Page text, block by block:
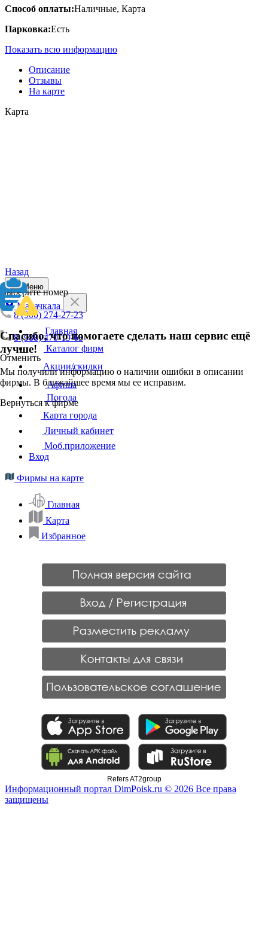
Способ оплаты:Наличные, Карта
Парковка:Есть
Показать всю информацию
Описание
Отзывы
На карте
Карта
Назад
Выберите номер
8 (900) 274-27-23
8 (988) 470-19-63
Отменить
Спасибо, что помогаете сделать наш сервис ещё
лучше!
Мы получили информацию о наличии ошибки в описании
фирмы. В ближайшее время мы ее исправим.
Вернуться к фирме
Меню
Махачкала
Главная
Каталог фирм
Акции/скидки
Афиша
Погода
Карта города
Личный кабинет
Моб.приложение
Вход
Фирмы на карте
Главная
Карта
Избранное
Refers AT2group
Информационный портал DimPoisk.ru © 2026 Все права
защищены